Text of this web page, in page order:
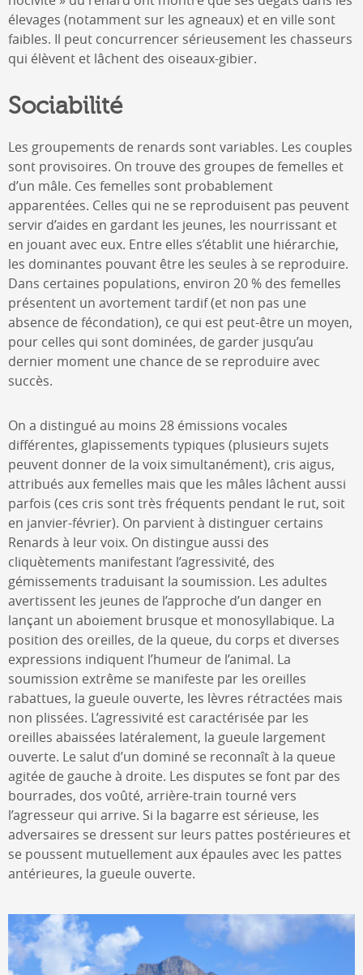
élevages (notamment sur les agneaux) et en ville sont
faibles. Il peut concurrencer sérieusement les chasseurs
qui élèvent et lâchent des oiseaux-gibier.
Sociabilité
Les groupements de renards sont variables. Les couples
sont provisoires. On trouve des groupes de femelles et
d’un mâle. Ces femelles sont probablement
apparentées. Celles qui ne se reproduisent pas peuvent
servir d’aides en gardant les jeunes, les nourrissant et
en jouant avec eux. Entre elles s’établit une hiérarchie,
les dominantes pouvant être les seules à se reproduire.
Dans certaines populations, environ 20 % des femelles
présentent un avortement tardif (et non pas une
absence de fécondation), ce qui est peut-être un moyen,
pour celles qui sont dominées, de garder jusqu’au
dernier moment une chance de se reproduire avec
succès.
On a distingué au moins 28 émissions vocales
différentes, glapissements typiques (plusieurs sujets
peuvent donner de la voix simultanément), cris aigus,
attribués aux femelles mais que les mâles lâchent aussi
parfois (ces cris sont très fréquents pendant le rut, soit
en janvier-février). On parvient à distinguer certains
Renards à leur voix. On distingue aussi des
cliquètements manifestant l’agressivité, des
gémissements traduisant la soumission. Les adultes
avertissent les jeunes de l’approche d’un danger en
lançant un aboiement brusque et monosyllabique. La
position des oreilles, de la queue, du corps et diverses
expressions indiquent l’humeur de l’animal. La
soumission extrême se manifeste par les oreilles
rabattues, la gueule ouverte, les lèvres rétractées mais
non plissées. L’agressivité est caractérisée par les
oreilles abaissées latéralement, la gueule largement
ouverte. Le salut d’un dominé se reconnaît à la queue
agitée de gauche à droite. Les disputes se font par des
bourrades, dos voûté, arrière-train tourné vers
l’agresseur qui arrive. Si la bagarre est sérieuse, les
adversaires se dressent sur leurs pattes postérieures et
se poussent mutuellement aux épaules avec les pattes
antérieures, la gueule ouverte.